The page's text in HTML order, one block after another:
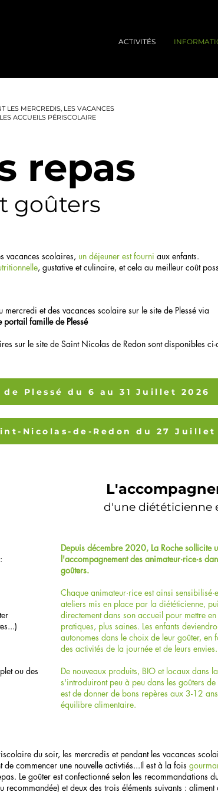
ACTIVITÉS
LES MERCREDIS, LES VACANCES
ACCUEILS PÉRISCOLAIRE
repas
goûters
vacances scolaires, un déjeuner est fourni aux enfants.
, gustative et culinaire, et cela au meilleur coût
d'une diététicienne
mercredi et des vacances scolaire sur le site de Plessé via
portail famille de Plessé
sur le site de Saint Nicolas de Redon sont disponibles ci-
Plessé du 6 au 31 Juillet 2026
ou des
Depuis décembre 2020, La Roche sollicite
l'accompagnement des animateur·rice·s
goûters.
Chaque animateur·rice est ainsi
ateliers mis en place par la diététicienne,
directement dans son accueil pour mettre
pratiques, plus saines. Les enfants
autonomes dans le choix de leur goûter, en
des activités de la journée et de leurs envies.
De nouveaux produits, BIO et locaux dans
s'introduiront peu à peu dans les goûters
est de donner de bons repères aux 3-12
équilibre alimentaire.
du soir, les mercredis et pendant les vacances
commencer une nouvelle activtiés...Il est à la fois
Le goûter est confectionné selon les recommandations
et deux des trois éléments suivants :